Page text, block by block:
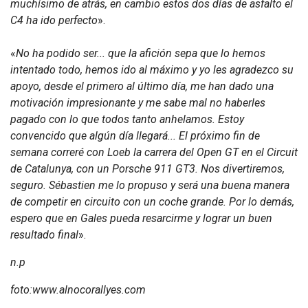
muchísimo de atrás, en cambio estos dos días de asfalto el
C4 ha ido perfecto».
«No ha podido ser... que la afición sepa que lo hemos
intentado todo, hemos ido al máximo y yo les agradezco su
apoyo, desde el primero al último día, me han dado una
motivación impresionante y me sabe mal no haberles
pagado con lo que todos tanto anhelamos. Estoy
convencido que algún día llegará... El próximo fin de
semana correré con Loeb la carrera del Open GT en el Circuit
de Catalunya, con un Porsche 911 GT3. Nos divertiremos,
seguro. Sébastien me lo propuso y será una buena manera
de competir en circuito con un coche grande. Por lo demás,
espero que en Gales pueda resarcirme y lograr un buen
resultado final».
n.p
foto:www.alnocorallyes.com